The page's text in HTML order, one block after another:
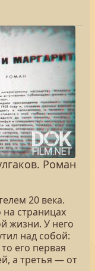
Роман
20 века.
страницах
жизни. У него
над собой:
его первая
а третья — от